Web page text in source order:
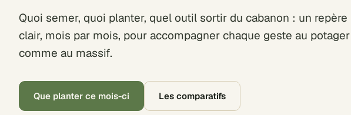
Quoi semer, quoi planter, quel outil sortir du cabanon : un repère
clair, mois par mois, pour accompagner chaque geste au potager
comme au massif.
Que planter ce mois-ci Les comparatifs